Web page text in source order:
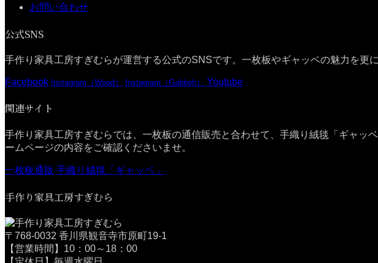
お問い合わせ
公式SNS
手作り家具工房すぎむらが運営する公式のSNSです。一枚板やギャッベの魅力を更
Facebook Instagram（Wood） Instagram（Gabbeh） Youtube
関連サイト
手作り家具工房すぎむらでは、一枚板の通信販売と合わせて、手織り絨毯「ギャ
ームページの内容をご確認くださいませ。
一枚板通販 手織り絨毯「ギャッベ」
手作り家具工房すぎむら
〒768-0032 香川県観音寺市原町19-1
【営業時間】10：00～18：00